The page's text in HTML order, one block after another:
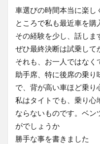
車選びの時間本当に楽し
ところで私も最近車を購
その経験を少し、話しま
ぜひ最終決断は試乗して
それも、お一人ではなく
助手席、特に後席の乗り
で、背が高い車ほど乗り
私はタイトでも、乗り心
ならないものです。ベ
がでしょうか
勝手な事を書きました